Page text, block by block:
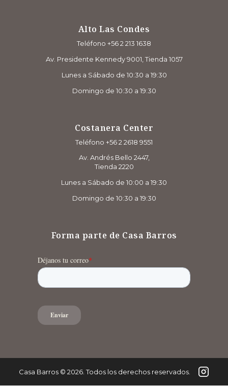
Alto Las Condes
Teléfono +56 2 213 1638
Av. Presidente Kennedy 9001, Tienda 1057
Lunes a Sábado de 10:30 a 19:30
Domingo de 10:30 a 19:30
Costanera Center
Teléfono +56 2 2618 9551
Av. Andrés Bello 2447,
Tienda 2220
Lunes a Sábado de 10:00 a 19:30
Domingo de 10:30 a 19:30
Forma parte de Casa Barros
Casa Barros© 2026. Todos los derechos reservados.